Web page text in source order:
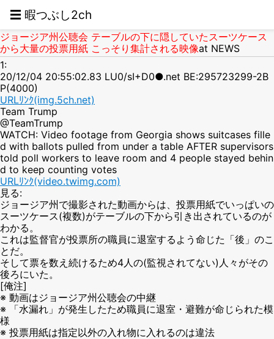
☰ 暇つぶし2ch
ジョージア州公聴会 テーブルの下に隠していたスーツケース
から大量の投票用紙 こっそり集計される映像at NEWS
1:
20/12/04 20:55:02.83 LU0/sI+D0●.net BE:295723299-2B
P(4000)
URLﾘﾝｸ(img.5ch.net)
Team Trump
@TeamTrump
WATCH: Video footage from Georgia shows suitcases fille
d with ballots pulled from under a table AFTER supervisors
told poll workers to leave room and 4 people stayed behin
d to keep counting votes
URLﾘﾝｸ(video.twimg.com)
見る:
ジョージア州で撮影された動画からは、投票用紙でいっぱいの
スーツケース(複数)がテーブルの下から引き出されているのが
わかる。
これは監督官が投票所の職員に退室するよう命じた「後」のこ
とだ。
そして票を数え続けるため4人の(監視されてない)人々がその
後ろにいた。
[俺注]
※ 動画はジョージア州公聴会の中継
※ 「水漏れ」が発生したため職員に退室・避難が命じられた模
様
※ 投票用紙は指定以外の入れ物に入れるのは違法